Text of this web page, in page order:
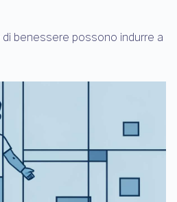
di benessere possono indurre a